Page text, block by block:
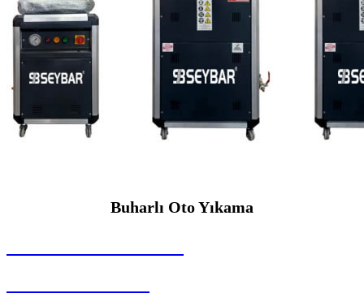
Buharlı Oto Yıkama